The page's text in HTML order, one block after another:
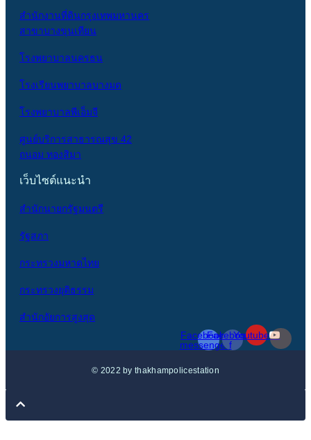
สำนักงานที่ดินกรุงเทพมหานคร
สาขาบางขุนเทียน
โรงพยาบาลนครธน
โรงเรียนพยาบาลบางมด
โรงพยาบาลพีเอ็มจี
ศูนย์บริการสาธารณสุข 42
ถนอม ทองสิมา
เว็บไซต์แนะนำ
สำนักนายกรัฐมนตรี
รัฐสภา
กระทรวงมหาดไทย
กระทรวงยุติธรรม
สำนักอัยการสูงสุด
Facebook-
messenger
Facebook-
f
Youtube
© 2022 by thakhampolicestation